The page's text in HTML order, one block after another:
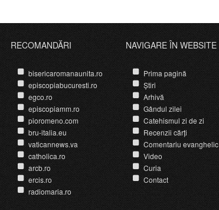
RECOMANDĂRI
bisericaromanaunita.ro
episcopiabucuresti.ro
egco.ro
episcopiamm.ro
pioromeno.com
bru-italia.eu
vaticannews.va
catholica.ro
arcb.ro
ercis.ro
radiomaria.ro
NAVIGARE ÎN WEBSITE
Prima pagină
Știri
Arhivă
Gândul zilei
Catehismul zi de zi
Recenzii cărți
Comentariu evanghelic
Video
Curia
Contact